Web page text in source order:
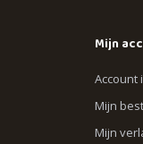
Mijn
Account
Mijn
Mijn